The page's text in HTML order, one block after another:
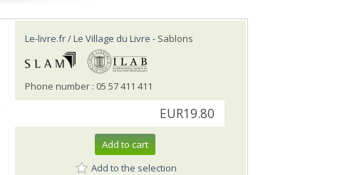
Le-livre.fr / Le Village du Livre - Sablons
Phone number : 05 57 411 411
EUR19.80
Add to cart
Add to the selection